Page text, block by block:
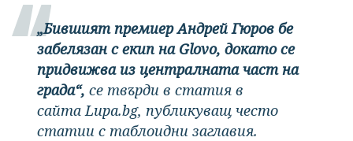
„Бившият премиер Андрей Гюров бе
забелязан с екип на Glovo, докато се
придвижва из централната част на
града“, се твърди в статия в
сайта Lupa.bg, публикуващ често
статии с таблоидни заглавия.